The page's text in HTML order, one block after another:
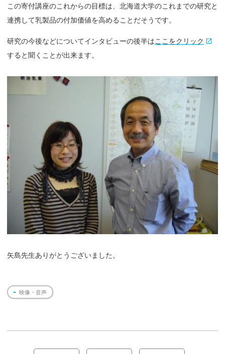
この寄付講座のこれからの目標は、北海道大学のこれまでの研究と
連携して乳製品の付加価値を高めることだそうです。
研究の今後などについてインタビューの後半はここをクリック
すると聞くことが出来ます。
矢島先生ありがとうございました。
映像・音声
投